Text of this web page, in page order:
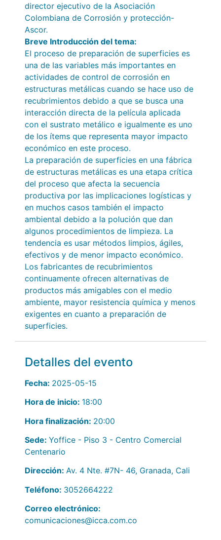
director ejecutivo de la Asociación
Colombiana de Corrosión y protección-
Ascor.
Breve Introducción del tema:
El proceso de preparación de superficies es
una de las variables más importantes en
actividades de control de corrosión en
estructuras metálicas cuando se hace uso de
recubrimientos debido a que se busca una
interacción directa de la película aplicada
con el sustrato metálico e igualmente es uno
de los ítems que representa mayor impacto
económico en este proceso.
La preparación de superficies en una fábrica
de estructuras metálicas es una etapa crítica
del proceso que afecta la secuencia
productiva por las implicaciones logísticas y
en muchos casos también el impacto
ambiental debido a la polución que dan
algunos procedimientos de limpieza. La
tendencia es usar métodos limpios, ágiles,
efectivos y de menor impacto económico.
Los fabricantes de recubrimientos
continuamente ofrecen alternativas de
productos más amigables con el medio
ambiente, mayor resistencia química y menos
exigentes en cuanto a preparación de
superficies.
Detalles del evento
Fecha: 2025-05-15
Hora de inicio: 18:00
Hora finalización: 20:00
Sede: Yoffice - Piso 3 - Centro Comercial
Centenario
Dirección: Av. 4 Nte. #7N- 46, Granada, Cali
Teléfono: 3052664222
Correo electrónico:
comunicaciones@icca.com.co